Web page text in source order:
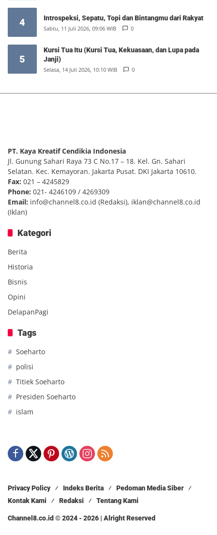
4 Introspeksi, Sepatu, Topi dan Bintangmu dari Rakyat
Sabtu, 11 Juli 2026, 09:06 WIB 0
5
Kursi Tua Itu (Kursi Tua, Kekuasaan, dan Lupa pada
Janji)
Selasa, 14 Juli 2026, 10:10 WIB 0
PT. Kaya Kreatif Cendikia Indonesia
Jl. Gunung Sahari Raya 73 C No.17 – 18. Kel. Gn. Sahari
Selatan. Kec. Kemayoran. Jakarta Pusat. DKI Jakarta 10610.
Fax: 021 – 4245829
Phone: 021- 4246109 / 4269309
Email: info@channel8.co.id (Redaksi), iklan@channel8.co.id
(Iklan)
Kategori
Berita
Historia
Bisnis
Opini
DelapanPagi
Tags
Soeharto
polisi
Titiek Soeharto
Presiden Soeharto
islam
Privacy Policy Indeks Berita
Pedoman Media Siber
Kontak Kami
Redaksi Tentang Kami
Channel8.co.id © 2024 - 2026 | Alright Reserved